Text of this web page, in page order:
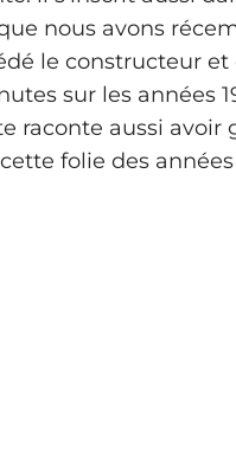
nous avons
le constructeur
sur les années
raconte aussi
folie des